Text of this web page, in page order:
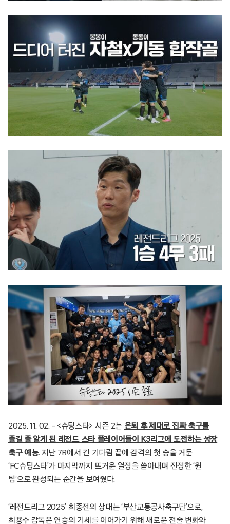
2025. 11. 02. – <슈팅스타> 시즌 2는 은퇴 후 제대로 진짜 축구를
즐길 줄 알게 된 레전드 스타 플레이어들이 K3리그에 도전하는 성장
축구 예능. 지난 7R에서 긴 기다림 끝에 감격의 첫 승을 거둔
‘FC슈팅스타’가 마지막까지 뜨거운 열정을 쏟아내며 진정한 ‘원
팀’으로 완성되는 순간을 보여줬다.
‘레전드리그 2025’ 최종전의 상대는 ‘부산교통공사축구단’으로,
최용수 감독은 연승의 기세를 이어가기 위해 새로운 전술 변화와